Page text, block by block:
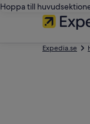
Hoppa till
Expedia.se